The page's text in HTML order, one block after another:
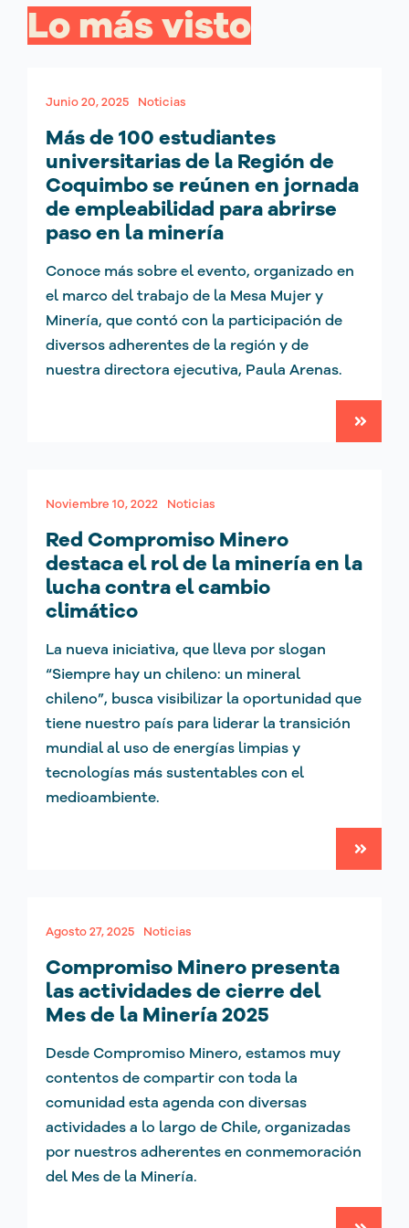
Lo más visto
Junio 20, 2025 Noticias
Más de 100 estudiantes
universitarias de la Región de
Coquimbo se reúnen en jornada
de empleabilidad para abrirse
paso en la minería
Conoce más sobre el evento, organizado en
el marco del trabajo de la Mesa Mujer y
Minería, que contó con la participación de
diversos adherentes de la región y de
nuestra directora ejecutiva, Paula Arenas.
Noviembre 10, 2022 Noticias
Red Compromiso Minero
destaca el rol de la minería en la
lucha contra el cambio
climático
La nueva iniciativa, que lleva por slogan
“Siempre hay un chileno: un mineral
chileno”, busca visibilizar la oportunidad que
tiene nuestro país para liderar la transición
mundial al uso de energías limpias y
tecnologías más sustentables con el
medioambiente.
Agosto 27, 2025 Noticias
Compromiso Minero presenta
las actividades de cierre del
Mes de la Minería 2025
Desde Compromiso Minero, estamos muy
contentos de compartir con toda la
comunidad esta agenda con diversas
actividades a lo largo de Chile, organizadas
por nuestros adherentes en conmemoración
del Mes de la Minería.